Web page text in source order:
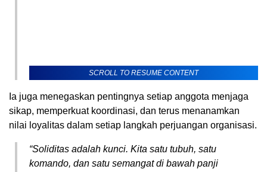
SCROLL TO RESUME CONTENT
Ia juga menegaskan pentingnya setiap anggota menjaga
sikap, memperkuat koordinasi, dan terus menanamkan
nilai loyalitas dalam setiap langkah perjuangan organisasi.
“Soliditas adalah kunci. Kita satu tubuh, satu
komando, dan satu semangat di bawah panji